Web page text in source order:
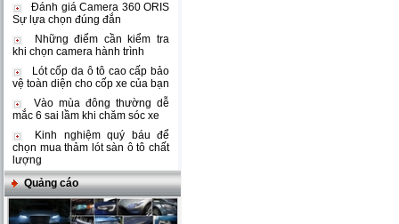
Đánh giá Camera 360 ORIS
Sự lựa chọn đúng đắn
Những điểm cần kiểm tra
khi chọn camera hành trình
Lót cốp da ô tô cao cấp bảo
vệ toàn diện cho cốp xe của bạn
Vào mùa đông thường dễ
mắc 6 sai lầm khi chăm sóc xe
Kinh nghiệm quý báu để
chọn mua thảm lót sàn ô tô chất
lượng
Quảng cáo